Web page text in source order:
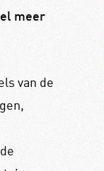
meer
van de